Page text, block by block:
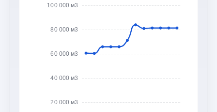
20 000 м3
40 000 м3
60 000 м3
80 000 м3
100 000 м3